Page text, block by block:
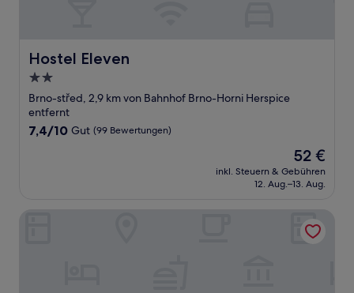
Hostel Eleven
Hostel Eleven
2.0-
Sterne-
Unterkunft
Brno-střed, 2,9 km von Bahnhof Brno-Horni Herspice
entfernt
7.4
7,4/10 Gut (99 Bewertungen)
Der
Preis
beträgt
52 €
inkl. Steuern & Gebühren
12. Aug.–13. Aug.